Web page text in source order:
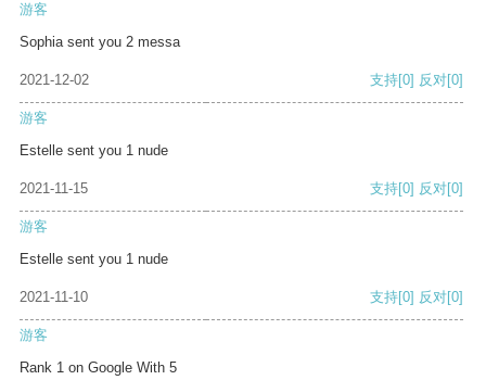
游客
Sophia sent you 2 messa
2021-12-02 支持[0] 反对[0]
游客
Estelle sent you 1 nude
2021-11-15 支持[0] 反对[0]
游客
Estelle sent you 1 nude
2021-11-10 支持[0] 反对[0]
游客
Rank 1 on Google With 5